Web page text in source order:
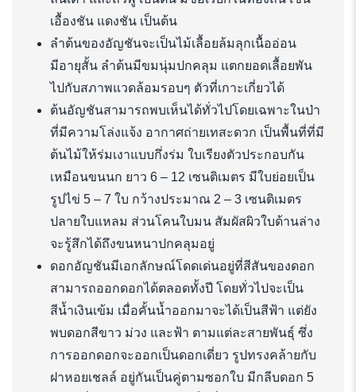
เอื้องชัน แดงชัน เป็นต้น
ลำต้นของอัญชันจะเป็นไม้เลื้อยล้มลุกเนื้ออ่อน
มีอายุสั้น ลำต้นมีขมนุ่มปกคลุม แตกยอดเลื้อยพัน
ไปกับสภาพแวดล้อมรอบๆ ตัวที่เกาะเกี่ยวได้
ต้นอัญชันสามารถพบเห็นได้ทั่วไปโดยเฉพาะในป่า
ที่มีความโล่งแจ้ง อากาศถ่ายเทสะดวก เป็นพื้นที่ที่มี
ต้นไม้ให้ร่มเงาแบบกึ่งร่ม ใบเรียงตัวประกอบกัน
เหมือนขนนก ยาว 6 – 12 เซนติเมตร มีใบย่อยเป็น
รูปไข่ 5 – 7 ใบ กว้างประมาณ 2 – 3 เซนติเมตร
ปลายใบแหลม ส่วนโคนใบมน สัมผัสผิวใบด้านล่าง
จะรู้สึกได้ถึงขนหนาปกคลุมอยู่
ดอกอัญชันมีเอกลักษณ์โดดเด่นอยู่ที่สีสันของดอก
สามารถออกดอกได้ตลอดทั้งปี โดยทั่วไปจะเป็น
สีน้ำเงินเข้ม เมื่อคั้นน้ำออกมาจะได้เป็นสีฟ้า แต่ยัง
พบดอกสีขาว ม่วง และฟ้า ตามแต่ละสายพันธุ์ ซึ่ง
การออกดอกจะออกเป็นดอกเดี่ยว รูปทรงคล้ายกับ
ฝาหอยเชลล์ อยู่กันเป็นคู่ตามซอกใบ มีกลีบดอก 5